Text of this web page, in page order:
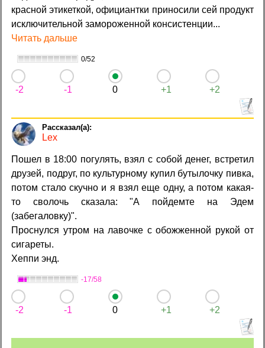
красной этикеткой, официантки приносили сей продукт
исключительной замороженной консистенции...
Читать дальше
0/52
-2 -1 0 +1 +2
Lex
Пошел в 18:00 погулять, взял с собой денег, встретил
друзей, подруг, по культурному купил бутылочку пивка,
потом стало скучно и я взял еще одну, а потом какая-
то сволочь сказала: "А пойдемте на Эдем
(забегаловку)".
Проснулся утром на лавочке с обожженной рукой от
сигареты.
Хеппи энд.
-17/58
-2 -1 0 +1 +2